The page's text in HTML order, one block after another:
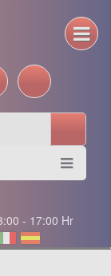
- 17:00 Hr